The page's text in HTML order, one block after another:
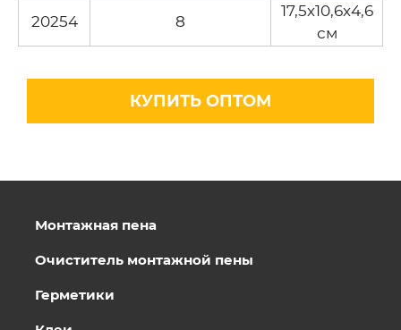
20254 8
17,5х10,6х4,6
см
КУПИТЬ ОПТОМ
Монтажная пена
Очиститель монтажной пены
Герметики